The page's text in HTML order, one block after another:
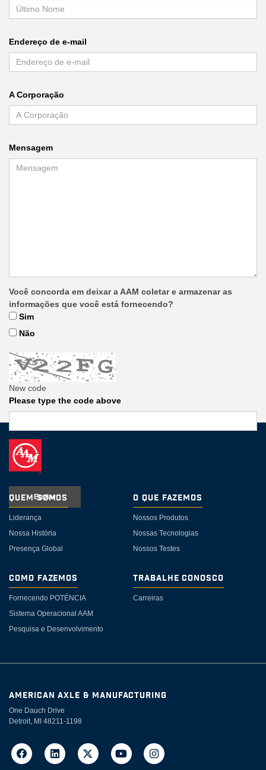
Endereço de e-mail
A Corporação
Mensagem
Você concorda em deixar a AAM coletar e armazenar as
informações que você está fornecendo?
Sim
Não
New code
Please type the code above
Enviar
Quem somos
Liderança
Nossa História
Presença Global
O Que Fazemos
Nossos Produtos
Nossas Tecnologias
Nossos Testes
Como Fazemos
Fornecendo POTÉNCIA
Sistema Operacional AAM
Pesquisa e Desenvolvimento
Trabalhe Conosco
Carreiras
AMERICAN AXLE & MANUFACTURING
One Dauch Drive
Detroit, MI 48211-1198